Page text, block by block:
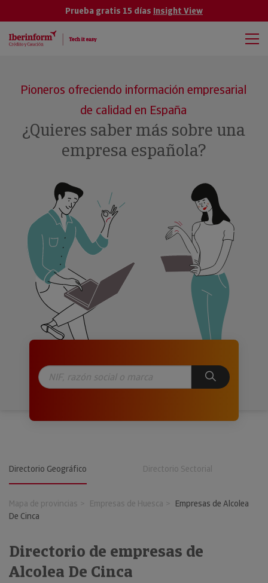
Prueba gratis 15 días Insight View
Pioneros ofreciendo información empresarial
de calidad en España
¿Quieres saber más sobre una
empresa española?
Directorio Geográfico Directorio Sectorial
Mapa de provincias Empresas de Huesca
Empresas de Alcolea
De Cinca
Directorio de empresas de
Alcolea De Cinca